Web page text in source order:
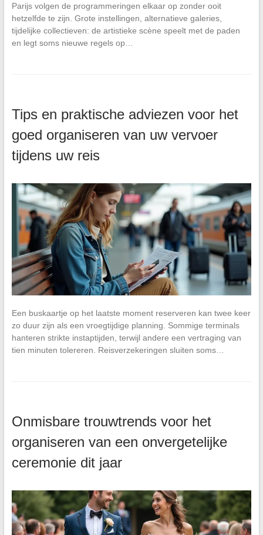
Parijs volgen de programmeringen elkaar op zonder ooit
hetzelfde te zijn. Grote instellingen, alternatieve galeries,
tijdelijke collectieven: de artistieke scène speelt met de paden
en legt soms nieuwe regels op…
Tips en praktische adviezen voor het
goed organiseren van uw vervoer
tijdens uw reis
Een buskaartje op het laatste moment reserveren kan twee keer
zo duur zijn als een vroegtijdige planning. Sommige terminals
hanteren strikte instaptijden, terwijl andere een vertraging van
tien minuten tolereren. Reisverzekeringen sluiten soms…
Onmisbare trouwtrends voor het
organiseren van een onvergetelijke
ceremonie dit jaar